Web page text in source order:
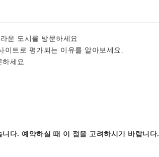
운 도시를 방문하세요
트로 평가되는 이유를 알아보세요.
세요
다. 예약하실 때 이 점을 고려하시기 바랍니다.